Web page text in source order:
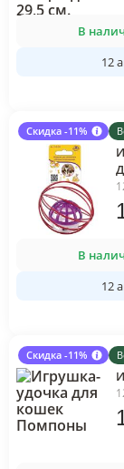
В
12
Скидка -11%
В
12
Скидка -11%